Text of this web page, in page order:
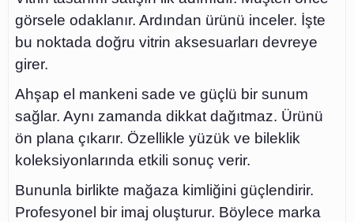
görsele odaklanır. Ardından ürünü inceler. İşte
bu noktada doğru vitrin aksesuarları devreye
girer.
Ahşap el mankeni sade ve güçlü bir sunum
sağlar. Aynı zamanda dikkat dağıtmaz. Ürünü
ön plana çıkarır. Özellikle yüzük ve bileklik
koleksiyonlarında etkili sonuç verir.
Bununla birlikte mağaza kimliğini güçlendirir.
Profesyonel bir imaj oluşturur. Böylece marka